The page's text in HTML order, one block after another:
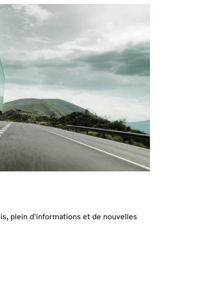
plein d'informations et de nouvelles